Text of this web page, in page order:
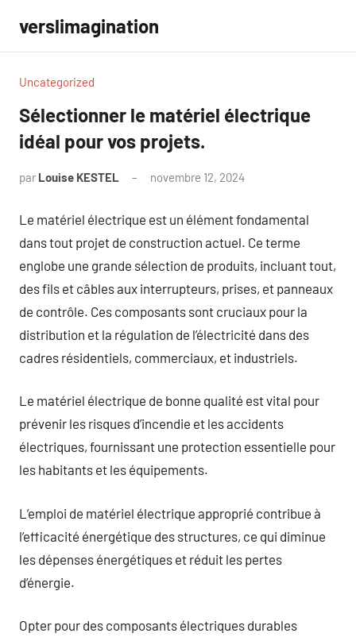
contenu
verslimagination
Uncategorized
Sélectionner le matériel électrique
idéal pour vos projets.
par Louise KESTEL novembre 12, 2024
Le matériel électrique est un élément fondamental
dans tout projet de construction actuel. Ce terme
englobe une grande sélection de produits, incluant tout,
des fils et câbles aux interrupteurs, prises, et panneaux
de contrôle. Ces composants sont cruciaux pour la
distribution et la régulation de l’électricité dans des
cadres résidentiels, commerciaux, et industriels.
Le matériel électrique de bonne qualité est vital pour
prévenir les risques d’incendie et les accidents
électriques, fournissant une protection essentielle pour
les habitants et les équipements.
L’emploi de matériel électrique approprié contribue à
l’efficacité énergétique des structures, ce qui diminue
les dépenses énergétiques et réduit les pertes
d’énergie.
Opter pour des composants électriques durables